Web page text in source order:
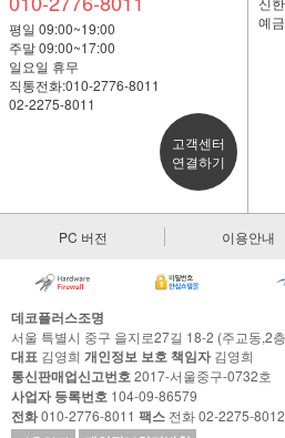
평일 09:00~19:00
주말 09:00~17:00
일요일 휴무
직통전화:010-2776-8011
02-2275-8011
고객센터
연결하기
예
PC 버전 이용안내
데코플러스조명
서울 특별시 중구 을지로27길 18-2 (주교동,2
대표 김영희 개인정보 보호 책임자김영희
통신판매업신고번호2017-서울중구-0732호
사업자 등록번호 104-09-86579
전화010-2776-8011 팩스 전화 02-2275-8012